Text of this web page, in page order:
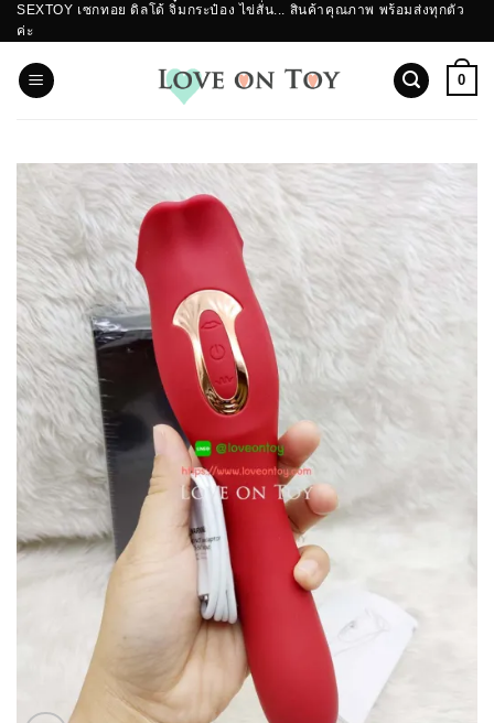
ข้าม
ไป
เนื้อหา
SEXTOY เซกทอย ดิลโด้ จิ๋มกระป๋อง ไข่สั่น... สินค้าคุณภาพ พร้อมส่งทุกตัว
ค่ะ
0